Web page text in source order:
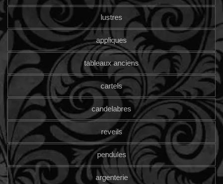
lustres
appliques
tableaux anciens
cartels
candelabres
reveils
pendules
argenterie